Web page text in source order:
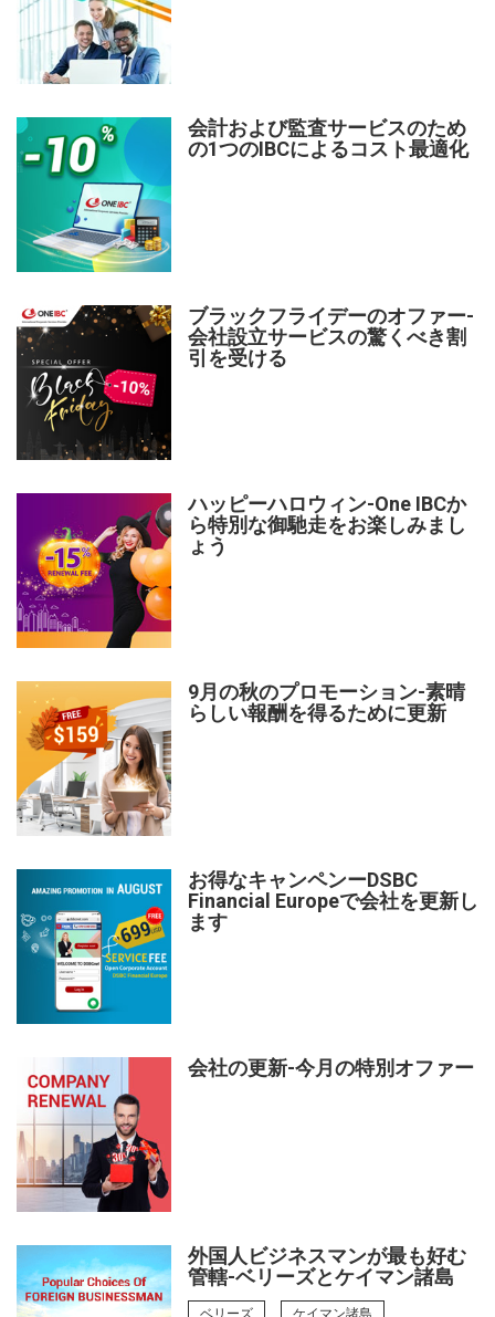
会計および監査サービスのため
の1つのIBCによるコスト最適化
ブラックフライデーのオファー-
会社設立サービスの驚くべき割
引を受ける
ハッピーハロウィン-One IBCか
ら特別な御馳走をお楽しみまし
ょう
9月の秋のプロモーション-素晴
らしい報酬を得るために更新
お得なキャンペンーDSBC
Financial Europeで会社を更新し
ます
会社の更新-今月の特別オファー
外国人ビジネスマンが最も好む
管轄-ベリーズとケイマン諸島
ベリーズ ケイマン諸島